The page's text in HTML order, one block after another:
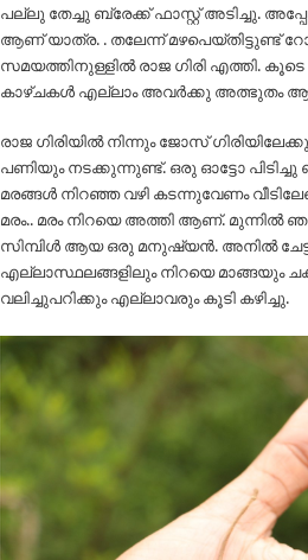
പല്ലു തേച്ചു ബ്രേക്ക് ഫാസ്റ്റ് അടിച്ചു.
ആണ് യാത്ര. . തലേന്ന് മഴപെയ്തിട്ടുണ്ട്
സമയത്തിനുള്ളിൽ രാജ ഗിരി എത്തി.
കാഴ്ചകൾ എല്ലാം അവർക്കു അത്ഭുതം
രാജ ഗിരിയിൽ നിന്നും ജോസ്
പണിയും നടക്കുന്നുണ്ട്‌. ഒരു ഓട്ടോ
മരങ്ങൾ നിറഞ്ഞ വഴി കടന്നുവേണം
മരം.. മരം നിറയെ അത്തി ആണ്. മുന്നിൽ
സിമ്പിൾ ആയ ഒരു മനുഷ്യൻ. അനിൽ
എല്ലാസ്ഥലങ്ങളിലും നിറയെ മാങ്ങയും
വലിച്ചുപറിക്കും എല്ലാവരും കൂടി കഴിച്ചു.